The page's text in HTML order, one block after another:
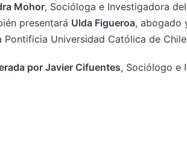
Mohor, Socióloga e Investigadora
presentará Ulda Figueroa, abogado
Universidad Católica de
por Javier Cifuentes, Sociólogo e